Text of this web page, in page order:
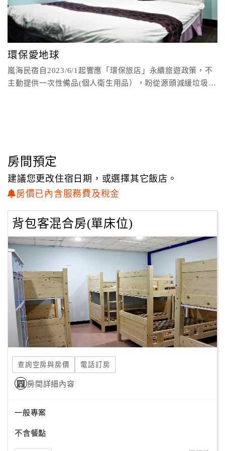
顧
滿
意
度
會
帳
戶
客
服
聯
絡
單
Line
線
客
服
紅
查
詢
環保愛地球
嵐海民宿自2023/6/1起響應「環保旅店」永續旅遊政策，不
主動提供一次性備品(個人衛生用品），盼從源頭減緩垃圾過
房間預定
建議您更改住宿日期，或選擇其它飯店。
房價已內含服務費及稅金
背包客混合房(單床位)
查詢空房與房價 電話訂房
房間詳細內容
一般專案
不含餐點